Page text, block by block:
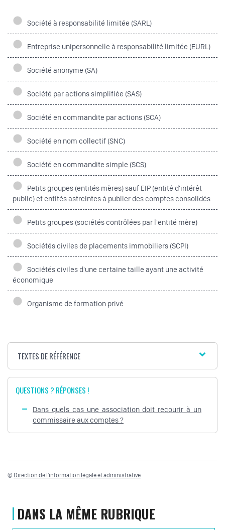
Société à responsabilité limitée (SARL)
Entreprise unipersonnelle à responsabilité limitée (EURL)
Société anonyme (SA)
Société par actions simplifiée (SAS)
Société en commandite par actions (SCA)
Société en nom collectif (SNC)
Société en commandite simple (SCS)
Petits groupes (entités mères) sauf EIP (entité d'intérêt
public) et entités astreintes à publier des comptes consolidés
Petits groupes (sociétés contrôlées par l'entité mère)
Sociétés civiles de placements immobiliers (SCPI)
Sociétés civiles d'une certaine taille ayant une activité
économique
Organisme de formation privé
TEXTES DE RÉFÉRENCE
QUESTIONS ? RÉPONSES !
Dans quels cas une association doit recourir à un
commissaire aux comptes ?
© Direction de l'information légale et administrative
DANS LA MÊME RUBRIQUE